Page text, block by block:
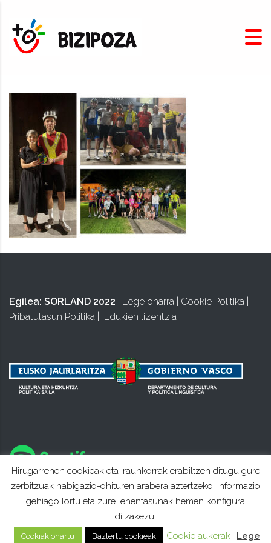
Egilea: SORLAND 2022 Lege oharra Cookie Politika
Pribatutasun Politika
Edukien lizentzia
Hirugarrenen cookieak eta iraunkorrak erabiltzen ditugu gure
zerbitzuak nabigazio-ohituren arabera aztertzeko. Informazio
gehiago lortu eta zure lehentasunak hemen konfigura
ditzakezu.
Cookiak onartu Baztertu cookieak Cookie aukerak Lege